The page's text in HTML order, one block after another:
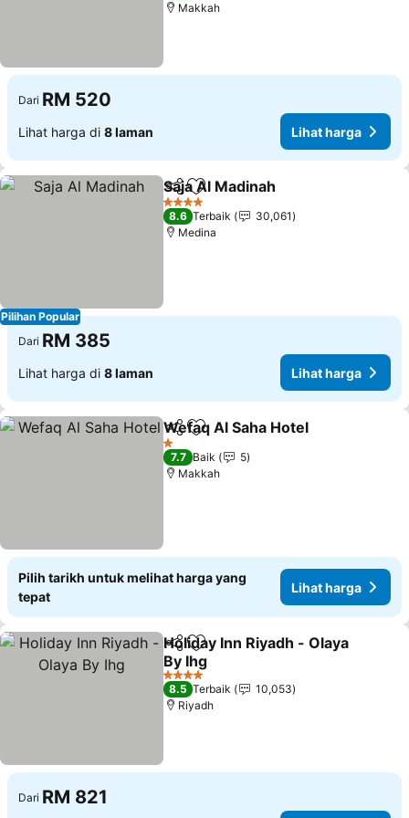
Makkah
Dari RM 520
Lihat harga di 8 laman Lihat harga
Pilihan Popular
KongsiTambah ke favorit
Saja Al Madinah
4 Bintang
8.6 Terbaik
30,061
Medina
Dari RM 385
Lihat harga di 8 laman Lihat harga
KongsiTambah ke favorit
Wefaq Al Saha Hotel
1 Bintang
7.7 Baik
5
Makkah
Pilih tarikh untuk melihat harga yang
tepat
Lihat harga
KongsiTambah ke favorit
Holiday Inn Riyadh - Olaya
By Ihg
Lihat harga
4 Bintang
8.5 Terbaik
10,053
Riyadh
Dari RM 821